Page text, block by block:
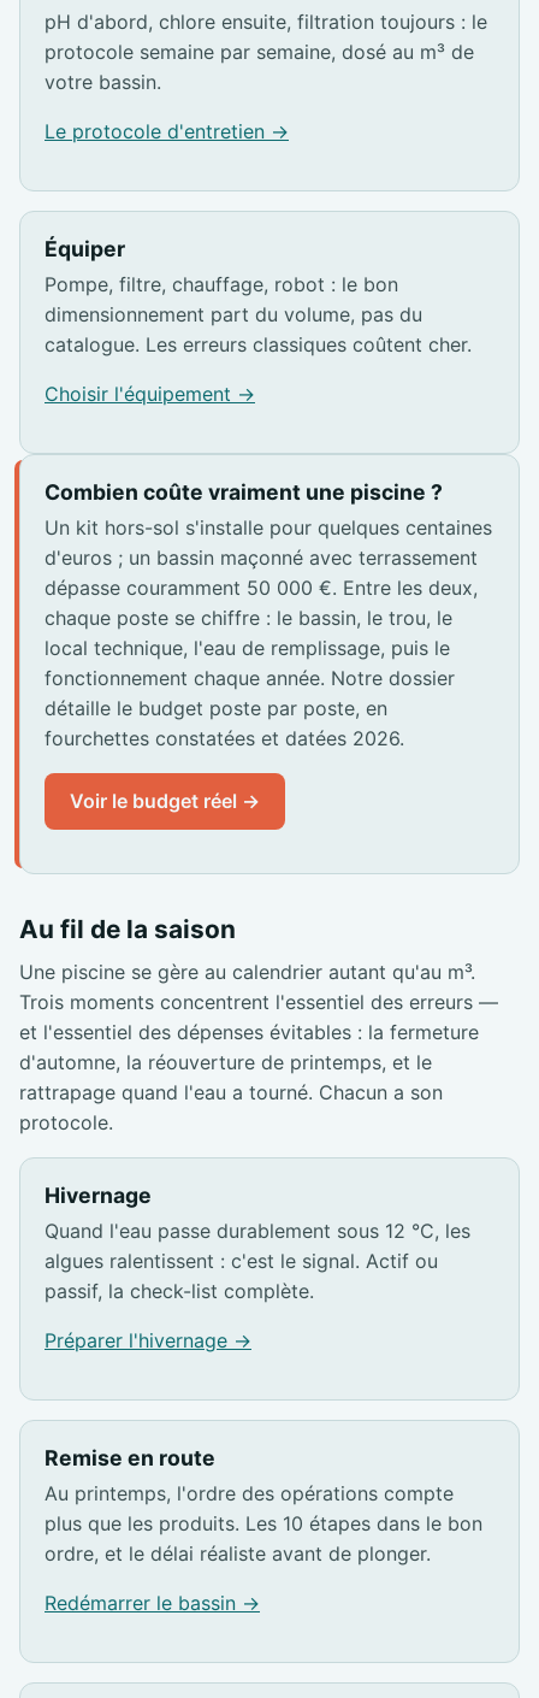
pH d'abord, chlore ensuite, filtration toujours : le
protocole semaine par semaine, dosé au m³ de
votre bassin.
Le protocole d'entretien →
Équiper
Pompe, filtre, chauffage, robot : le bon
dimensionnement part du volume, pas du
catalogue. Les erreurs classiques coûtent cher.
Choisir l'équipement →
Combien coûte vraiment une piscine ?
Un kit hors-sol s'installe pour quelques centaines
d'euros ; un bassin maçonné avec terrassement
dépasse couramment 50 000 €. Entre les deux,
chaque poste se chiffre : le bassin, le trou, le
local technique, l'eau de remplissage, puis le
fonctionnement chaque année. Notre dossier
détaille le budget poste par poste, en
fourchettes constatées et datées 2026.
Voir le budget réel →
Au fil de la saison
Une piscine se gère au calendrier autant qu'au m³.
Trois moments concentrent l'essentiel des erreurs —
et l'essentiel des dépenses évitables : la fermeture
d'automne, la réouverture de printemps, et le
rattrapage quand l'eau a tourné. Chacun a son
protocole.
Hivernage
Quand l'eau passe durablement sous 12 °C, les
algues ralentissent : c'est le signal. Actif ou
passif, la check-list complète.
Préparer l'hivernage →
Remise en route
Au printemps, l'ordre des opérations compte
plus que les produits. Les 10 étapes dans le bon
ordre, et le délai réaliste avant de plonger.
Redémarrer le bassin →